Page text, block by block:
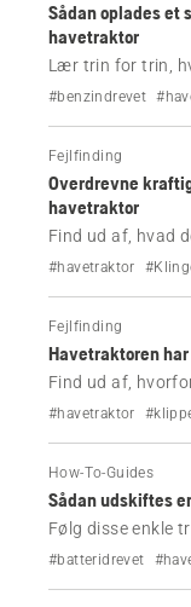
Sådan oplades et
havetraktor
Lær trin for trin,
din Husqvarna-
#benzindrevet
Fejlfinding
Overdrevne
havetraktor
Find ud af, hvad
mere end
#havetraktor
Fejlfinding
Havetraktoren
Find ud af,
græsset
#havetraktor
How-To-Guides
Sådan udskiftes
Følg disse enkle
Husqvarna-
#batteridrevet